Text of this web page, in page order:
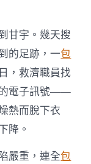
甘宇。幾天搜
的足跡，一包
，救濟職員找
的電子訊號——
熱而脫下衣
降。
嚴重，連全包